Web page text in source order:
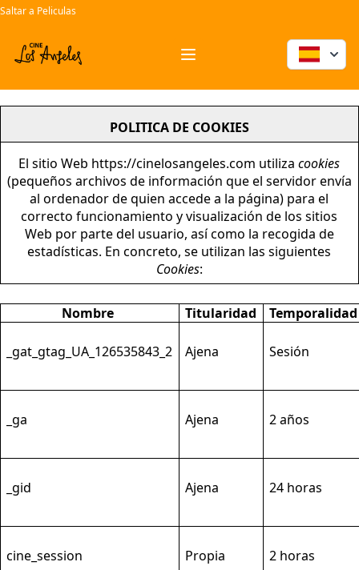
Saltar a Peliculas
Workflow
Open menu
POLITICA DE COOKIES
El sitio Web https://cinelosangeles.com utilizacookies
(pequeños archivos de información que el servidor envía
al ordenador de quien accede a la página) para el
correcto funcionamiento y visualización de los sitios
Web por parte del usuario, así como la recogida de
estadísticas. En concreto, se utilizan las siguientes
Cookies:
Nombre Titularidad Temporalidad
_gat_gtag_UA_126535843_2 Ajena Sesión
ga Ajena 2 años
gid Ajena 24 horas
cine_session Propia 2 horas